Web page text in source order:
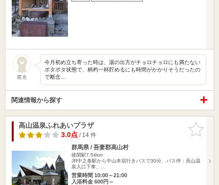
匿名
今月初め立ち寄った時は、湯の出方がチョロチョロにも満たない
ポタポタ状態で、柄杓一杯貯めるにも時間がかかりそうだったの
で断念…
関連情報から探す
お気に入
りに追加
高山温泉ふれあいプラザ
3.0点/ 14 件
群馬県 / 吾妻郡高山村
後閑駅7.54km
JR中之条駅から中山本宿行きバスで30分、バス停：高山温
泉入口下車、…
営業時間 10:00～21:00
入浴料金 600円～